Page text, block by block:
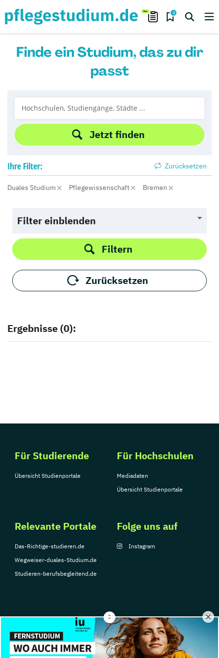
0
Finde ein Studium, das zu dir
passt
Jetzt finden
Ihre Filter: Zurücksetzen
Duales Studium Pflegewissenschaft Bremen
Filter einblenden
Filtern
Zurücksetzen
Ergebnisse (0):
Für Studierende
Übersicht Studienportale
Für Hochschulen
Mediadaten
Übersicht Studienportale
Relevante Portale
Das-Richtige-studieren.de
Wegweiser-duales-Studium.de
Studieren-berufsbegleitend.de
Folge uns auf
Instagram
© Copyright 2026, TarGroup Media GmbH
Impressum
Datenschutzerklärung Nutzungsbedingungen